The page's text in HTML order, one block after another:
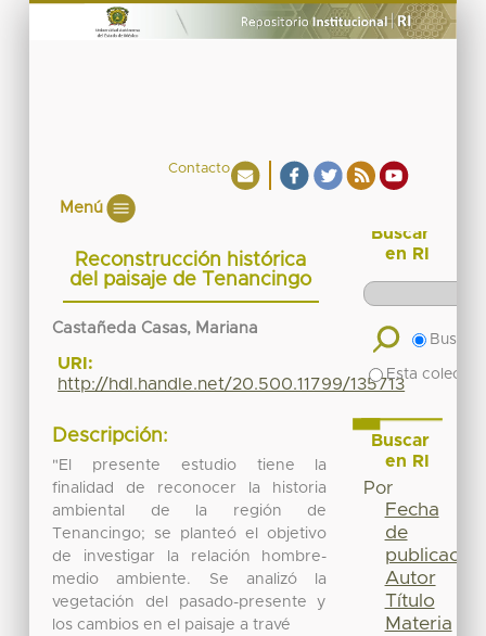
Contacto
Menú
Reconstrucción histórica
del paisaje de Tenancingo
Castañeda Casas, Mariana
URI:
http://hdl.handle.net/20.500.11799/135713
Descripción:
"El presente estudio tiene la
finalidad de reconocer la historia
ambiental de la región de
Tenancingo; se planteó el objetivo
de investigar la relación hombre-
medio ambiente. Se analizó la
vegetación del pasado-presente y
los cambios en el paisaje a travé
Buscar
en RI
Buscar
Esta
Buscar
en RI
Por
Fecha
de
publicación
Autor
Título
Materia